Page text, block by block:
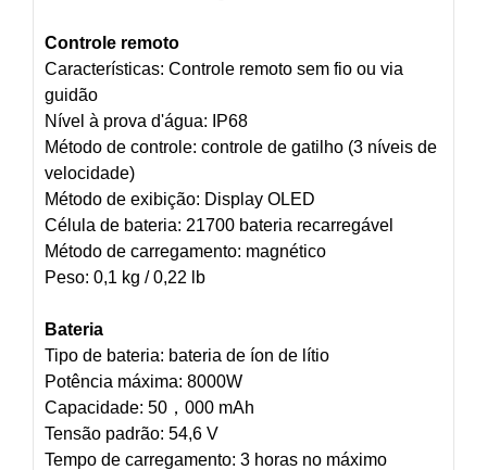
Controle remoto
Características: Controle remoto sem fio ou via
guidão
Nível à prova d'água: IP68
Método de controle: controle de gatilho (3 níveis de
velocidade)
Método de exibição: Display OLED
Célula de bateria: 21700 bateria recarregável
Método de carregamento: magnético
Peso: 0,1 kg / 0,22 lb
Bateria
Tipo de bateria: bateria de íon de lítio
Potência máxima: 8000W
Capacidade: 50，000 mAh
Tensão padrão: 54,6 V
Tempo de carregamento: 3 horas no máximo